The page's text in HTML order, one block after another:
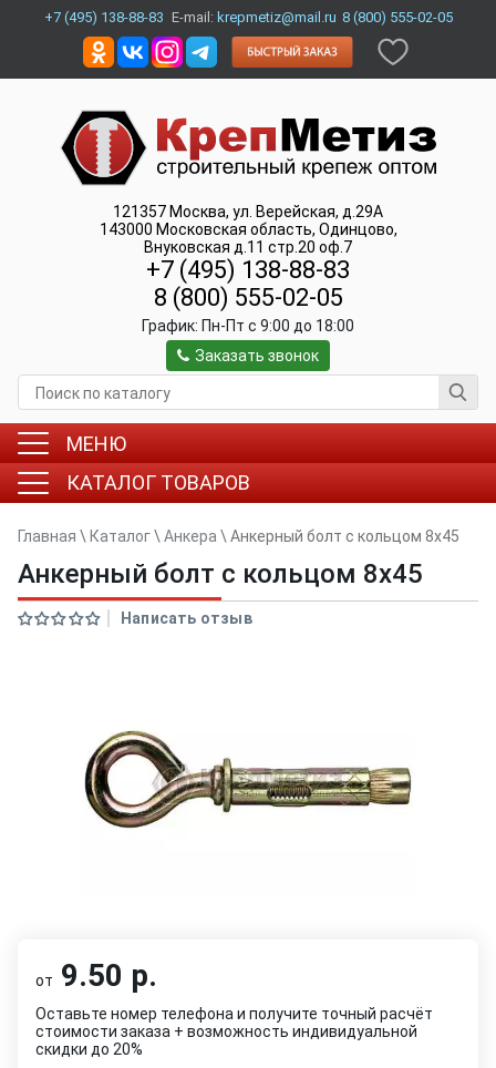
+7 (495) 138-88-83 E-mail: krepmetiz@mail.ru 8 (800) 555-02-05
121357 Москва, ул. Верейская, д.29А
143000 Московская область, Одинцово,
Внуковская д.11 стр.20 оф.7
+7 (495) 138-88-83
8 (800) 555-02-05
График: Пн-Пт c 9:00 до 18:00
Заказать звонок
МЕНЮ
КАТАЛОГ ТОВАРОВ
Главная \ Каталог\ Анкера \ Анкерный болт с кольцом 8x45
Анкерный болт с кольцом 8x45
Написать отзыв
от 9.50 р.
Оставьте номер телефона и получите точный расчёт
стоимости заказа + возможность индивидуальной
скидки до 20%